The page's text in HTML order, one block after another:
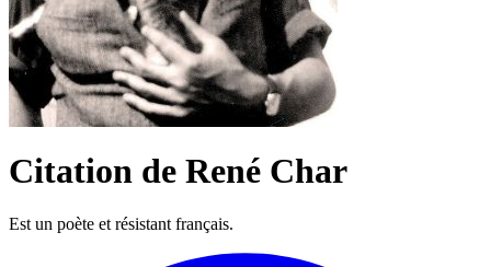
Citation de René Char
Est un poète et résistant français.